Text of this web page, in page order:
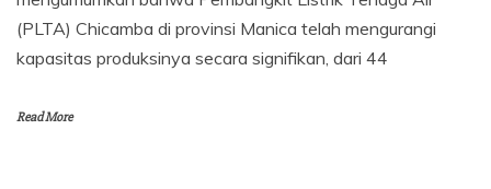
(PLTA) Chicamba di provinsi Manica telah mengurangi
kapasitas produksinya secara signifikan, dari 44
Read More